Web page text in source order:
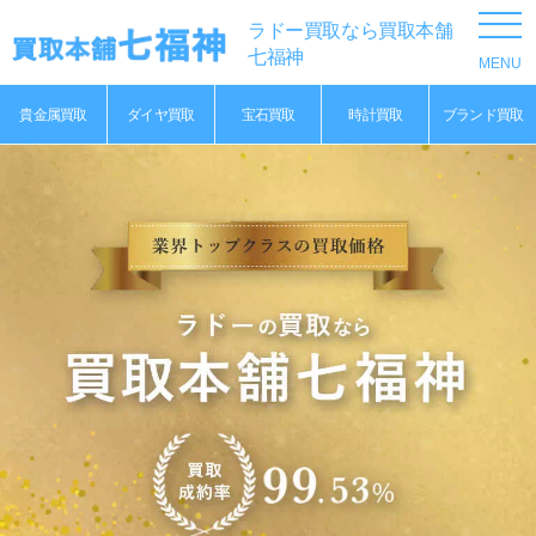
ラドー買取なら買取本舗
七福神
貴金属買取 ダイヤ買取 宝石買取 時計買取 ブランド買取